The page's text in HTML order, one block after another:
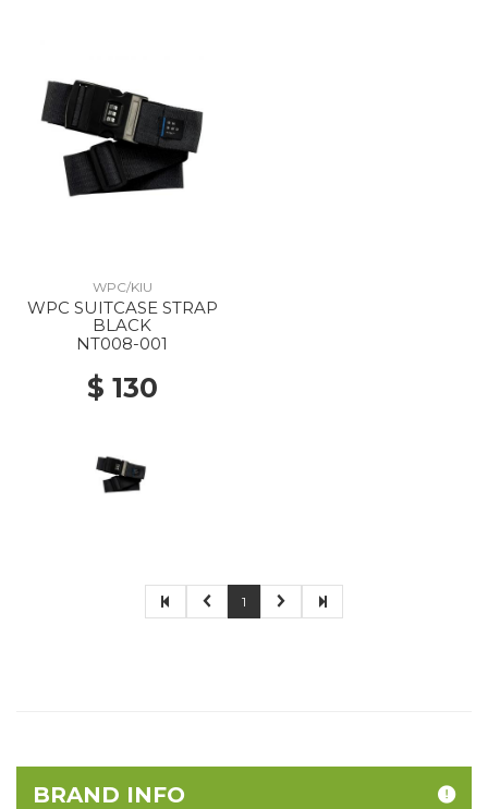
WPC/KIU
WPC SUITCASE STRAP
BLACK
NT008-001
$ 130
1
BRAND INFO